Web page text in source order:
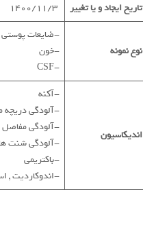
تاریخ ایجاد و یا تغییر
1400/11/3
نوع نمونه
-ضایعات پوستی
-خون
-CSF
اندیکاسیون
-آکنه
-آلودگی
-آلودگی
-آلودگی شنت
-باکتریمی
-اندوکاردیت ,